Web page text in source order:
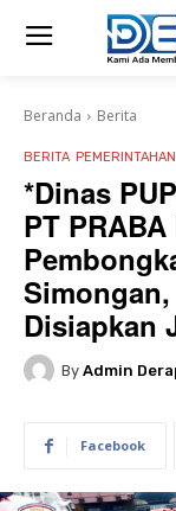
Beranda Berita
BERITA PEMERINTAHAN
*Dinas
PT
Disiapkan
By Admin
Facebook